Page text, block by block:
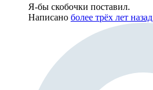
Я-бы скобочки поставил.
Написано более трёх лет назад